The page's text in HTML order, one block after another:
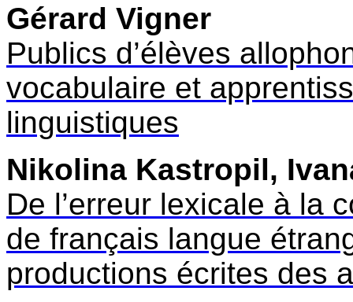
Gérard Vigner
Publics d’élèves
vocabulaire et
linguistiques
Nikolina Kastropil,
De l’erreur lexicale à la
de français langue
productions écrites des